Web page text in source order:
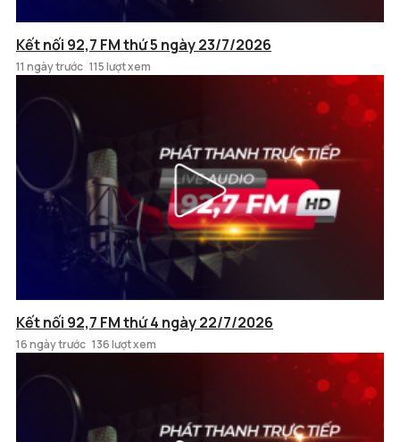
Kết nối 92,7 FM thứ 5 ngày 23/7/2026
11 ngày trước 115 lượt xem
Kết nối 92,7 FM thứ 4 ngày 22/7/2026
16 ngày trước 136 lượt xem